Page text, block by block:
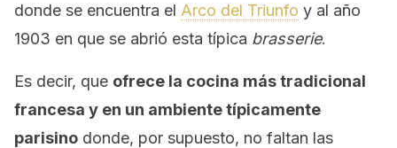
donde se encuentra el Arco del Triunfo y al año
1903 en que se abrió esta típica brasserie.
Es decir, que ofrece la cocina más tradicional
francesa y en un ambiente típicamente
parisino donde, por supuesto, no faltan las